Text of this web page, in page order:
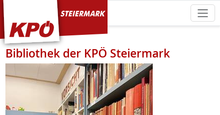
KPÖ Steiermark
Bibliothek der KPÖ Steiermark